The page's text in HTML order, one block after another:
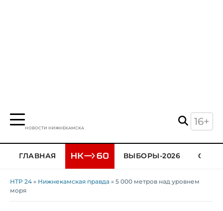
НОВОСТИ НИЖНЕКАМСКА
16+
ГЛАВНАЯ ВЫБОРЫ-2026
НТР 24 » Нижнекамская правда » 5 000 метров над уровнем
моря